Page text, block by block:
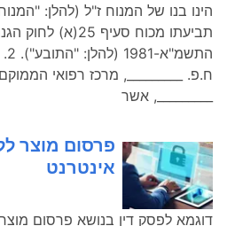
הינו בנו של המנוח ז"ל (להלן:
תביעתו מכוח סעיף
ח.פ. _________, מרכז רפואי
_________, אשר
פרסום מוצר
אינטרנט
דוגמא לפסק דין בנושא פרסום